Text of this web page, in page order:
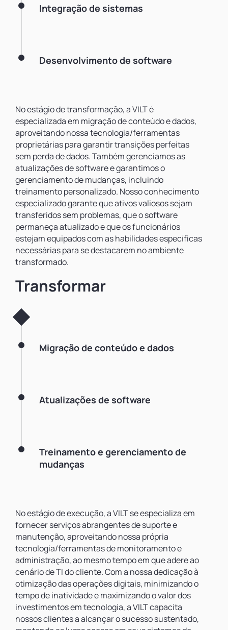
Integração de sistemas
Desenvolvimento de software
No estágio de transformação, a VILT é
especializada em migração de conteúdo e dados,
aproveitando nossa tecnologia/ferramentas
proprietárias para garantir transições perfeitas
sem perda de dados. Também gerenciamos as
atualizações de software e garantimos o
gerenciamento de mudanças, incluindo
treinamento personalizado. Nosso conhecimento
especializado garante que ativos valiosos sejam
transferidos sem problemas, que o software
permaneça atualizado e que os funcionários
estejam equipados com as habilidades específicas
necessárias para se destacarem no ambiente
transformado.
Transformar
Migração de conteúdo e dados
Atualizações de software
Treinamento e gerenciamento de
mudanças
No estágio de execução, a VILT se especializa em
fornecer serviços abrangentes de suporte e
manutenção, aproveitando nossa própria
tecnologia/ferramentas de monitoramento e
administração, ao mesmo tempo em que adere ao
cenário de TI do cliente. Com a nossa dedicação à
otimização das operações digitais, minimizando o
tempo de inatividade e maximizando o valor dos
investimentos em tecnologia, a VILT capacita
nossos clientes a alcançar o sucesso sustentado,